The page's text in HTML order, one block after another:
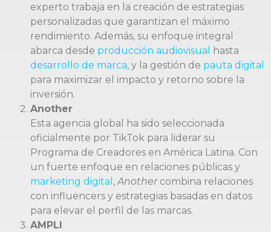
experto trabaja en la creación de estrategias
personalizadas que garantizan el máximo
rendimiento. Además, su enfoque integral
abarca desde producción audiovisual
hasta
desarrollo de marca, y la gestión de pauta digital
para maximizar el impacto y retorno sobre la
inversión.
Another
Esta agencia global ha sido seleccionada
oficialmente por TikTok para liderar su
Programa de Creadores en América Latina. Con
un fuerte enfoque en relaciones públicas y
marketing digital ,Anothercombina relaciones
con influencers y estrategias basadas en datos
para elevar el perfil de las marcas.
AMPLI